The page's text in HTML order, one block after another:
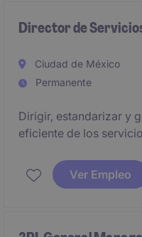
Director de
Ciudad de México
Permanente
Dirigir, estandarizar y
eficiente de los
normatividad vigente,
comprometidos y
Ver Empleo